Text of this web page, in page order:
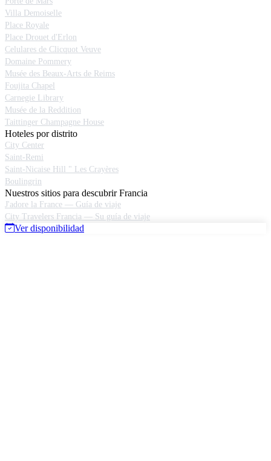
Villa Demoiselle
Place Royale
Place Drouet d'Erlon
Celulares de Clicquot Veuve
Domaine Pommery
Musée des Beaux-Arts de Reims
Foujita Chapel
Carnegie Library
Musée de la Reddition
Taittinger Champagne House
Hoteles por distrito
City Center
Saint-Remi
Saint-Nicaise Hill " Les Crayères
Boulingrin
Nuestros sitios para descubrir Francia
J'adore la France — Guía de viaje
City Travelers Francia — Su guía de viaje
Ver disponibilidad